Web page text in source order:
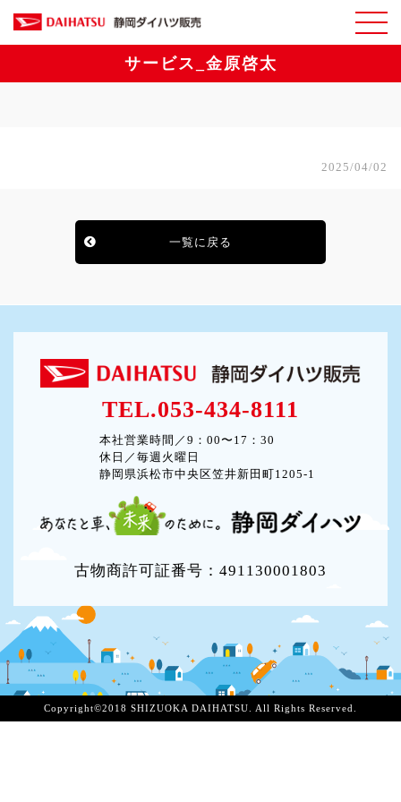
サービス_金原啓太
2025/04/02
一覧に戻る
TEL.053-434-8111
本社営業時間／9：00〜17：30
休日／毎週火曜日
静岡県浜松市中央区笠井新田町1205-1
古物商許可証番号：491130001803
Copyright©2018 SHIZUOKA DAIHATSU. All Rights Reserved.